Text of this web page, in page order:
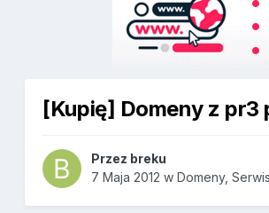
[Kupię] Domeny z pr3
Przez breku
7 Maja 2012 wDomeny,